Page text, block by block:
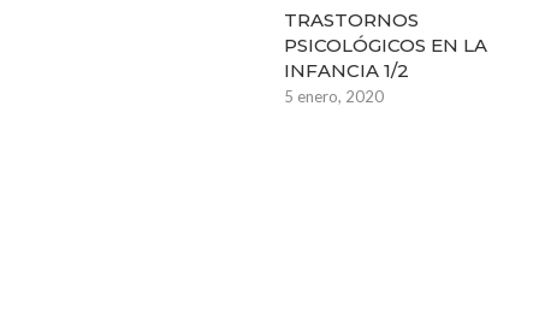
TRASTORNOS
PSICOLÓGICOS EN LA
INFANCIA 1/2
5 enero, 2020